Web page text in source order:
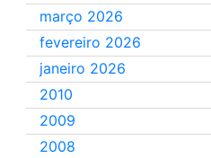
março 2026
fevereiro 2026
janeiro 2026
2010
2009
2008